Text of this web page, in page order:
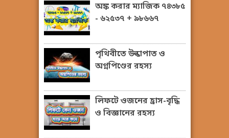
অঙ্ক করার ম্যাজিক ৭৪৩৮৫
- ৬২৫৩৭ + ৯৮৬৬৭
পৃথিবীতে উল্কাপাত ও
অগ্নপিণ্ডের রহস্য
লিফটে ওজনের হ্রাস-বৃদ্ধি
ও বিজ্ঞানের রহস্য